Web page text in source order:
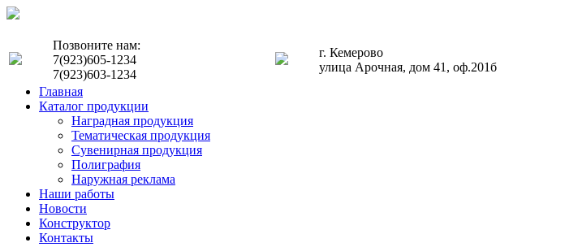
Позвоните нам:
7(923)605-1234
7(923)603-1234
г. Кемерово
улица Арочная, дом 41, оф.201б
Главная
Каталог продукции
Наградная продукция
Тематическая продукция
Сувенирная продукция
Полиграфия
Наружная реклама
Наши работы
Новости
Конструктор
Контакты